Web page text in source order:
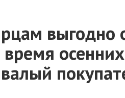
выгодно
время